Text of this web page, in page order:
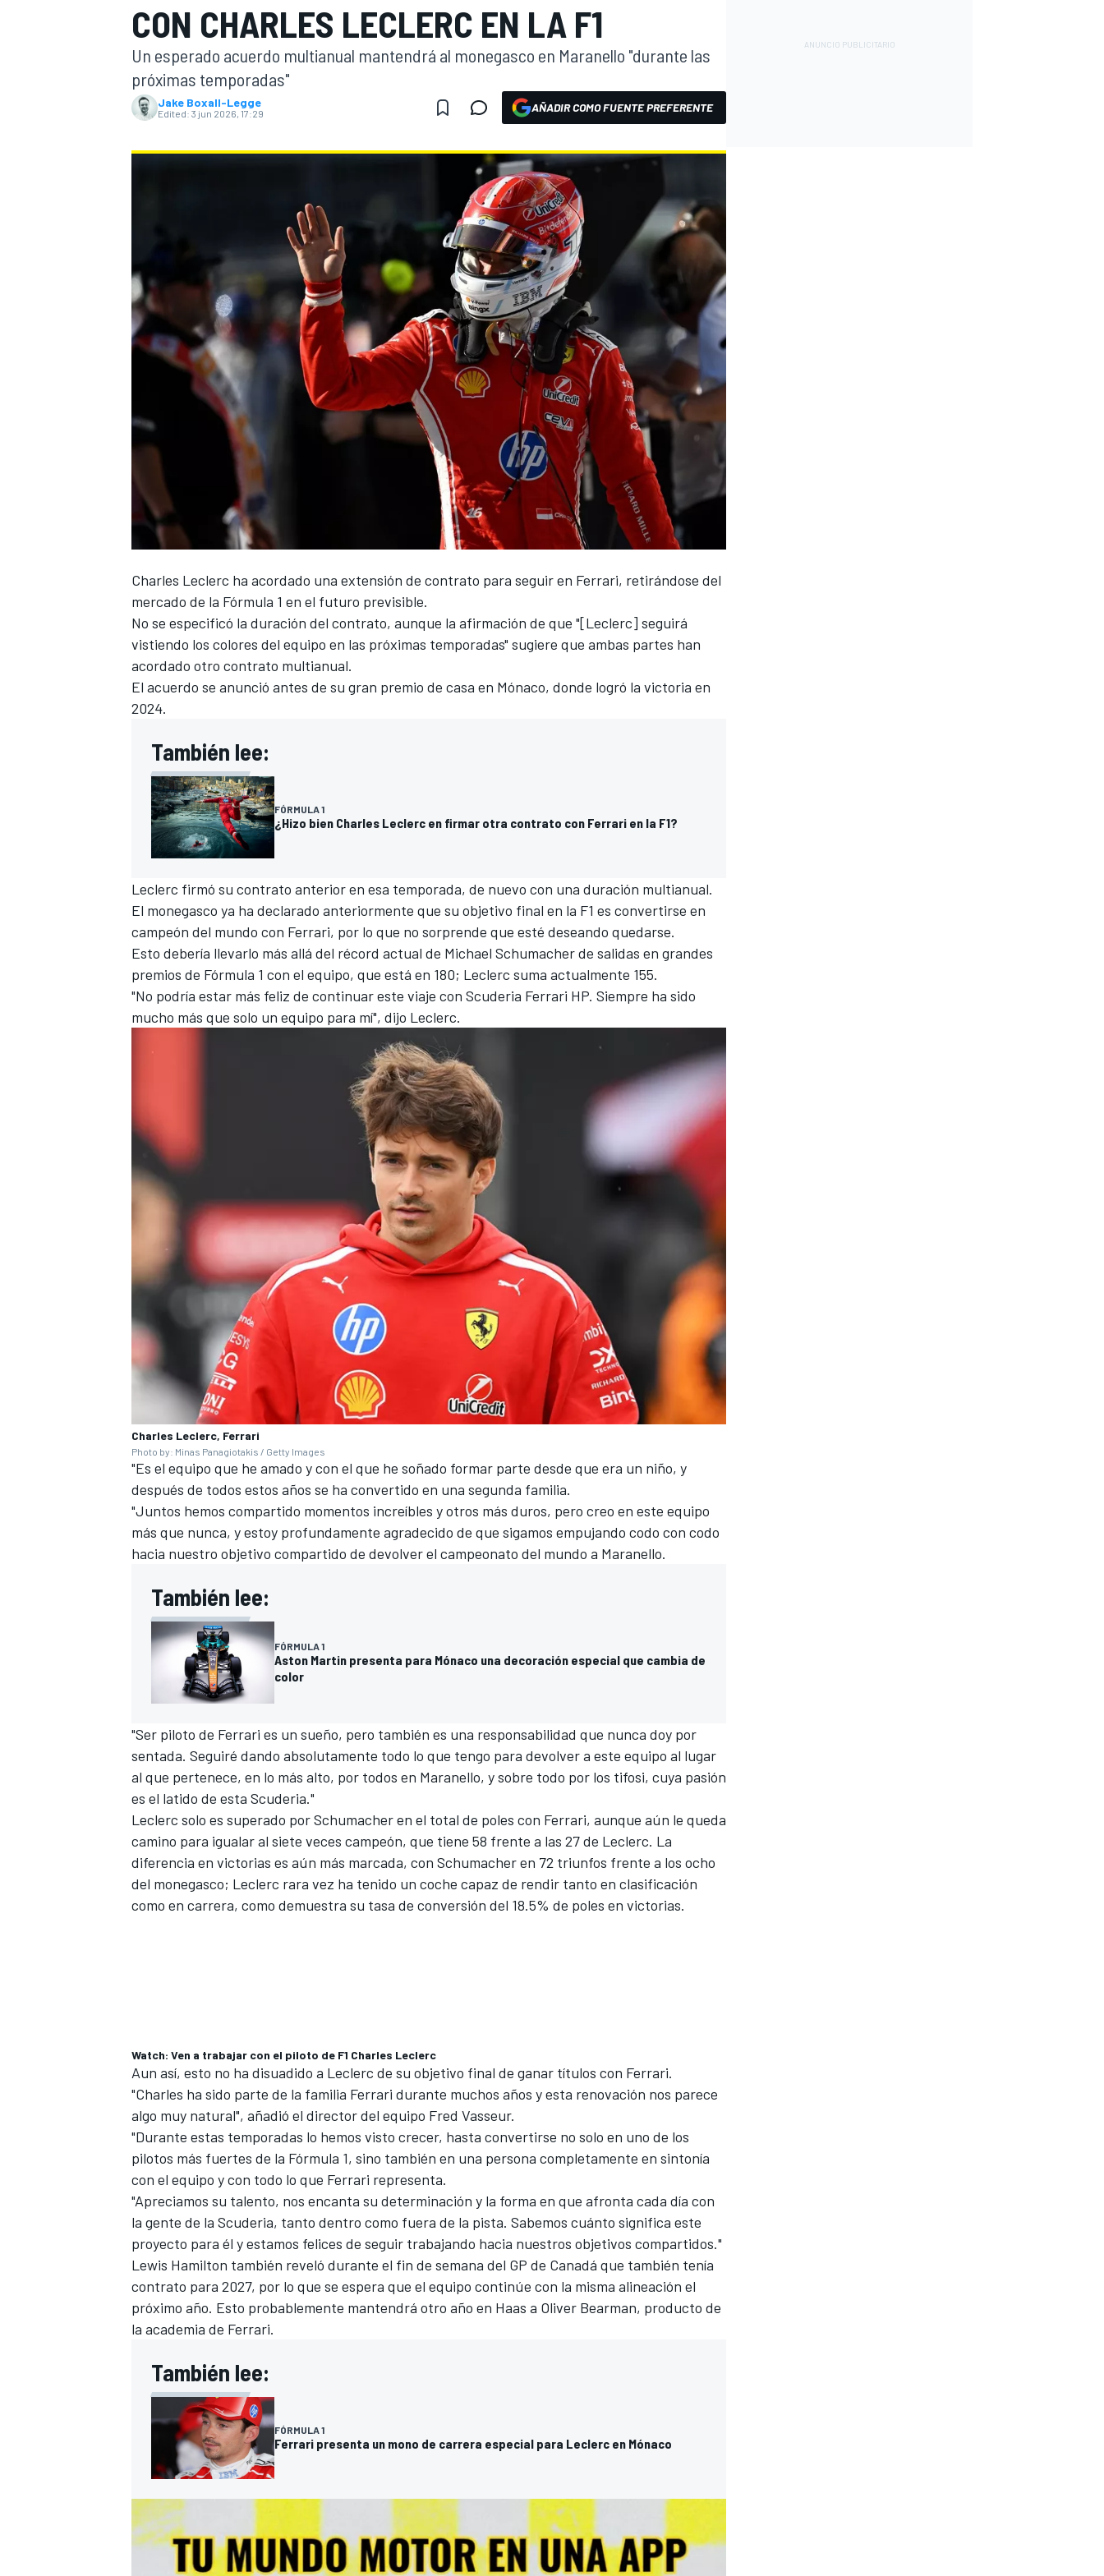
FÓRMULA E MOTO
MÁS
CON CHARLES LECLERC EN LA F1
Un esperado acuerdo multianual mantendrá al monegasco en Maranello "durante las
próximas temporadas"
Jake Boxall-Legge
Edited: 3 jun 2026, 17:29 AÑADIR COMO FUENTE PREFERENTE
Charles Leclerc ha acordado una extensión de contrato para seguir en Ferrari, retirándose del
mercado de la Fórmula 1 en el futuro previsible.
No se especificó la duración del contrato, aunque la afirmación de que "[Leclerc] seguirá
vistiendo los colores del equipo en las próximas temporadas" sugiere que ambas partes han
acordado otro contrato multianual.
El acuerdo se anunció antes de su gran premio de casa en Mónaco, donde logró la victoria en
2024.
También lee:
FÓRMULA 1
¿Hizo bien Charles Leclerc en firmar otra contrato con Ferrari en la F1?
Leclerc firmó su contrato anterior en esa temporada, de nuevo con una duración multianual.
El monegasco ya ha declarado anteriormente que su objetivo final en la F1 es convertirse en
campeón del mundo con Ferrari, por lo que no sorprende que esté deseando quedarse.
Esto debería llevarlo más allá del récord actual de Michael Schumacherde salidas en grandes
premios de Fórmula 1 con el equipo, que está en 180; Leclerc suma actualmente 155.
"No podría estar más feliz de continuar este viaje con Scuderia Ferrari HP. Siempre ha sido
mucho más que solo un equipo para mí", dijo Leclerc.
Charles Leclerc, Ferrari
Photo by: Minas Panagiotakis / Getty Images
"Es el equipo que he amado y con el que he soñado formar parte desde que era un niño, y
después de todos estos años se ha convertido en una segunda familia.
"Juntos hemos compartido momentos increíbles y otros más duros, pero creo en este equipo
más que nunca, y estoy profundamente agradecido de que sigamos empujando codo con codo
hacia nuestro objetivo compartido de devolver el campeonato del mundo a Maranello.
También lee:
FÓRMULA 1
Aston Martin presenta para Mónaco una decoración especial que cambia de
color
"Ser piloto de Ferrari es un sueño, pero también es una responsabilidad que nunca doy por
sentada. Seguiré dando absolutamente todo lo que tengo para devolver a este equipo al lugar
al que pertenece, en lo más alto, por todos en Maranello, y sobre todo por los tifosi, cuya pasión
es el latido de esta Scuderia."
Leclerc solo es superado por Schumacher en el total de poles con Ferrari, aunque aún le queda
camino para igualar al siete veces campeón, que tiene 58 frente a las 27 de Leclerc. La
diferencia en victorias es aún más marcada, con Schumacher en 72 triunfos frente a los ocho
del monegasco; Leclerc rara vez ha tenido un coche capaz de rendir tanto en clasificación
como en carrera, como demuestra su tasa de conversión del 18.5% de poles en victorias.
Watch: Ven a trabajar con el piloto de F1 Charles Leclerc
Aun así, esto no ha disuadido a Leclerc de su objetivo final de ganar títulos con Ferrari.
"Charles ha sido parte de la familia Ferrari durante muchos años y esta renovación nos parece
algo muy natural", añadió el director del equipo Fred Vasseur.
"Durante estas temporadas lo hemos visto crecer, hasta convertirse no solo en uno de los
pilotos más fuertes de la Fórmula 1, sino también en una persona completamente en sintonía
con el equipo y con todo lo que Ferrari representa.
"Apreciamos su talento, nos encanta su determinación y la forma en que afronta cada día con
la gente de la Scuderia, tanto dentro como fuera de la pista. Sabemos cuánto significa este
proyecto para él y estamos felices de seguir trabajando hacia nuestros objetivos compartidos."
Lewis Hamilton también reveló durante el fin de semana del GP de Canadá que también tenía
contrato para 2027, por lo que se espera que el equipo continúe con la misma alineación el
próximo año. Esto probablemente mantendrá otro año en Haas a Oliver Bearman, producto de
la academia de Ferrari.
También lee:
FÓRMULA 1
Ferrari presenta un mono de carrera especial para Leclerc en Mónaco